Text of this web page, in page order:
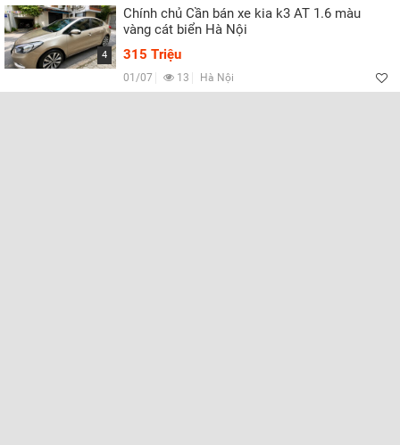
4
Chính chủ Cần bán xe kia k3 AT 1.6 màu
vàng cát biển Hà Nội
315 Triệu
01/07 13 Hà Nội